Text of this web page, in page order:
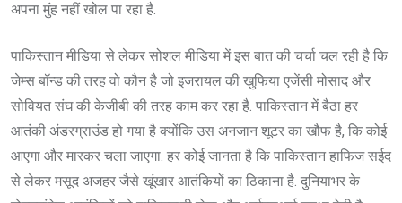
अपना मुंह नहीं खोल पा रहा है.
पाकिस्तान मीडिया से लेकर सोशल मीडिया में इस बात की चर्चा चल रही है कि
जेम्स बॉन्ड की तरह वो कौन है जो इजरायल की खुफिया एजेंसी मोसाद और
सोवियत संघ की केजीबी की तरह काम कर रहा है. पाकिस्तान में बैठा हर
आतंकी अंडरग्राउंड हो गया है क्योंकि उस अनजान शूटर का खौफ है, कि कोई
आएगा और मारकर चला जाएगा. हर कोई जानता है कि पाकिस्तान हाफिज सईद
से लेकर मसूद अजहर जैसे खूंखार आतंकियों का ठिकाना है. दुनियाभर के